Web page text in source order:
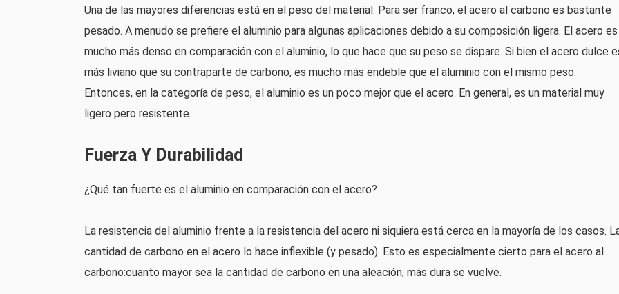
Una de las mayores diferencias está en el peso del material. Para ser franco, el acero al carbono es bastante
pesado. A menudo se prefiere el aluminio para algunas aplicaciones debido a su composición ligera. El acero es
mucho más denso en comparación con el aluminio, lo que hace que su peso se dispare. Si bien el acero dulce
más liviano que su contraparte de carbono, es mucho más endeble que el aluminio con el mismo peso.
Entonces, en la categoría de peso, el aluminio es un poco mejor que el acero. En general, es un material muy
ligero pero resistente.
Fuerza Y ​​durabilidad
¿Qué tan fuerte es el aluminio en comparación con el acero?
La resistencia del aluminio frente a la resistencia del acero ni siquiera está cerca en la mayoría de los casos.
cantidad de carbono en el acero lo hace inflexible (y pesado). Esto es especialmente cierto para el acero al
carbono:cuanto mayor sea la cantidad de carbono en una aleación, más dura se vuelve.